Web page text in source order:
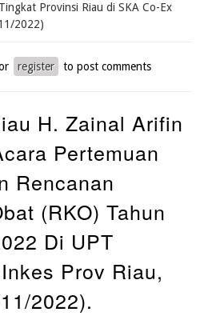
Provinsi Riau di SKA Co-Ex
2022)
register to post comments
H. Zainal Arifin
Pertemuan
Rencanan
(RKO) Tahun
Di UPT
Prov Riau,
2022).